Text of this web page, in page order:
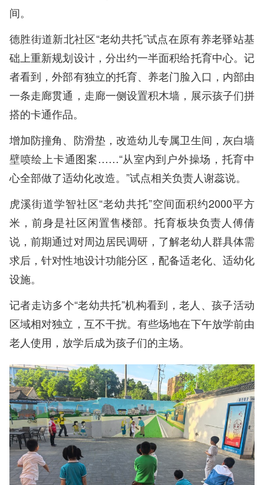
间。
德胜街道新北社区“老幼共托”试点在原有养老驿站基
础上重新规划设计，分出约一半面积给托育中心。记
者看到，外部有独立的托育、养老门脸入口，内部由
一条走廊贯通，走廊一侧设置积木墙，展示孩子们拼
搭的卡通作品。
增加防撞角、防滑垫，改造幼儿专属卫生间，灰白墙
壁喷绘上卡通图案……“从室内到户外操场，托育中
心全部做了适幼化改造。”试点相关负责人谢蕊说。
虎溪街道学智社区“老幼共托”空间面积约2000平方
米，前身是社区闲置售楼部。托育板块负责人傅倩
说，前期通过对周边居民调研，了解老幼人群具体需
求后，针对性地设计功能分区，配备适老化、适幼化
设施。
记者走访多个“老幼共托”机构看到，老人、孩子活动
区域相对独立，互不干扰。有些场地在下午放学前由
老人使用，放学后成为孩子们的主场。